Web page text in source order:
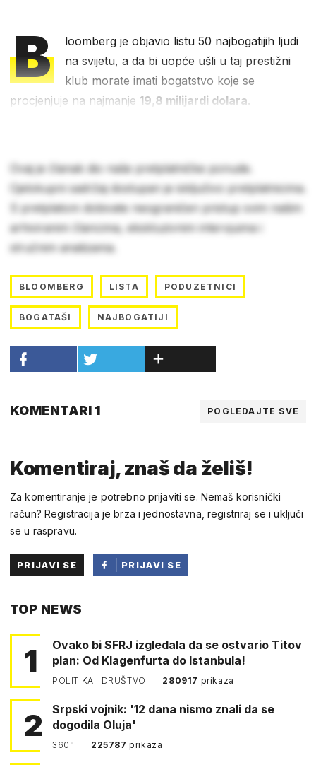
B
loomberg je objavio listu 50 najbogatijih ljudi
na svijetu, a da bi uopće ušli u taj prestižni
klub morate imati bogatstvo koje se
procjenjuje na najmanje 19,8 milijardi dolara.
Ovaj je članak dio naše pretplatničke ponude.
Cjelokupni sadržaj dostupan je isključivo pretplatnicima.
S pretplatom dobivate neograničen pristup svim našim
arhiviranim člancima, ekskluzivnim intervjuima i
stručnim analizama.
BLOOMBERG LISTA PODUZETNICI
BOGATAŠI NAJBOGATIJI
KOMENTARI 1 POGLEDAJTE SVE
Komentiraj, znaš da želiš!
Za komentiranje je potrebno prijaviti se. Nemaš korisnički
račun? Registracija je brza i jednostavna, registriraj se i uključi
se u raspravu.
PRIJAVI SE
PRIJAVI SE
TOP NEWS
1
Ovako bi SFRJ izgledala da se ostvario Titov
plan: Od Klagenfurta do Istanbula!
POLITIKA I DRUŠTVO 280917 prikaza
2
Srpski vojnik: '12 dana nismo znali da se
dogodila Oluja'
360° 225787prikaza